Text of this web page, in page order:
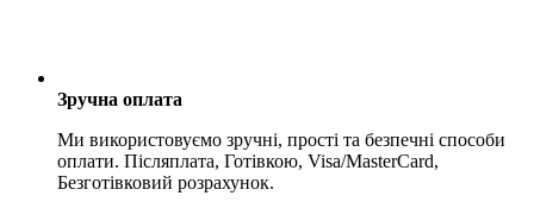
Зручна оплата
Ми використовуємо зручні, прості та безпечні способи
оплати. Післяплата, Готівкою, Visa/MasterCard,
Безготівковий розрахунок.